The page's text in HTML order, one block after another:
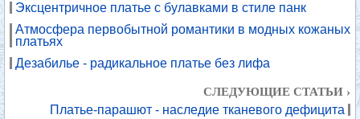
Эксцентричное платье с булавками в стиле панк
Атмосфера первобытной романтики в модных кожаных
платьях
Дезабилье - радикальное платье без лифа
СЛЕДУЮЩИЕ СТАТЬИ ›
Платье-парашют - наследие тканевого дефицита